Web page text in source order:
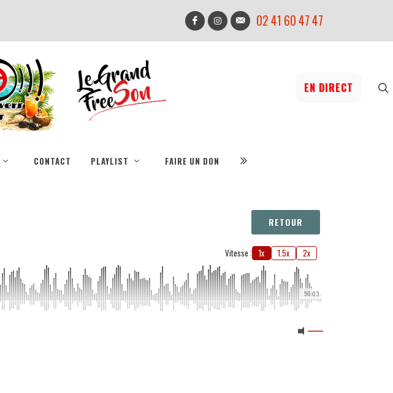
02 41 60 47 47
EN DIRECT
CONTACT PLAYLIST FAIRE UN DON
RETOUR
Vitesse : 1x 1.5x 2x
50:03